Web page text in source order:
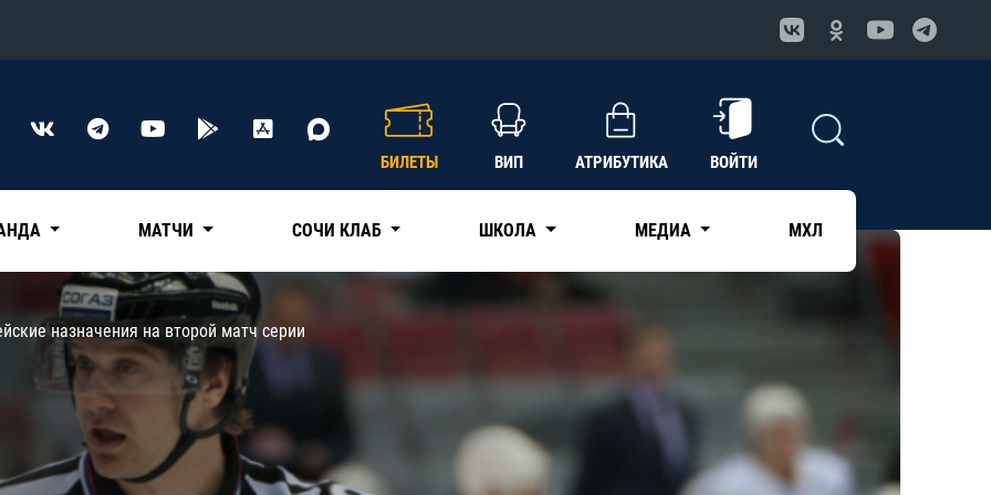
Конференция «Восток»
Нефтехимик
Трактор
Дивизион Чернышева
Авангард
Адмирал
КХЛ
БИЛЕТЫ ВИП АТРИБУТИКА ВОЙТИ
МАТЧИ СОЧИ КЛАБ ШКОЛА МЕДИА МХЛ
назначения на второй матч серии